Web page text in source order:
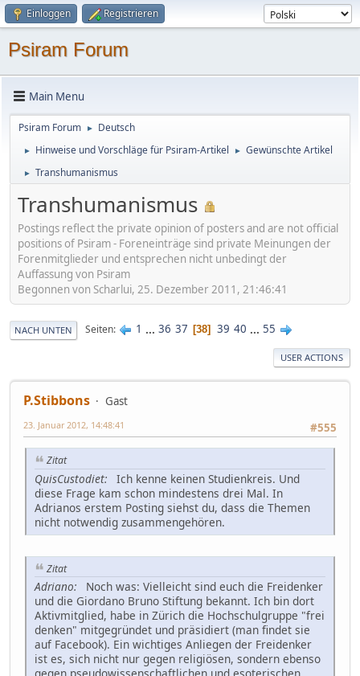
Einloggen Registrieren
Psiram Forum
Main Menu
Psiram Forum ► Deutsch
► Hinweise und Vorschläge für Psiram-Artikel ► Gewünschte Artikel
► Transhumanismus
Transhumanismus
Postings reflect the private opinion of posters and are not official
positions of Psiram - Foreneinträge sind private Meinungen der
Forenmitglieder und entsprechen nicht unbedingt der
Auffassung von Psiram
Begonnen von Scharlui, 25. Dezember 2011, 21:46:41
NACH UNTEN Seiten 1 ... 36 37 38 39 40 ... 55
USER ACTIONS
P.Stibbons
Gast
#555
23. Januar 2012, 14:48:41
Zitat
QuisCustodiet: Ich kenne keinen Studienkreis. Und
diese Frage kam schon mindestens drei Mal. In
Adrianos erstem Posting siehst du, dass die Themen
nicht notwendig zusammengehören.
Zitat
Adriano: Noch was: Vielleicht sind euch die Freidenker
und die Giordano Bruno Stiftung bekannt. Ich bin dort
Aktivmitglied, habe in Zürich die Hochschulgruppe "frei
denken" mitgegründet und präsidiert (man findet sie
auf Facebook). Ein wichtiges Anliegen der Freidenker
ist es, sich nicht nur gegen religiösen, sondern ebenso